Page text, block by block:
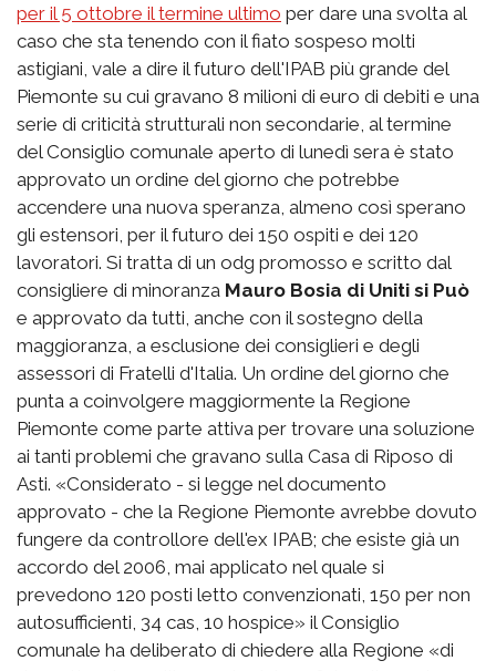
per il 5 ottobre il termine ultimo per dare una svolta al
caso che sta tenendo con il fiato sospeso molti
astigiani, vale a dire il futuro dell'IPAB più grande del
Piemonte su cui gravano 8 milioni di euro di debiti e una
serie di criticità strutturali non secondarie, al termine
del Consiglio comunale aperto di lunedì sera è stato
approvato un ordine del giorno che potrebbe
accendere una nuova speranza, almeno così sperano
gli estensori, per il futuro dei 150 ospiti e dei 120
lavoratori. Si tratta di un odg promosso e scritto dal
consigliere di minoranza Mauro Bosia di Uniti si Può
e approvato da tutti, anche con il sostegno della
maggioranza, a esclusione dei consiglieri e degli
assessori di Fratelli d'Italia. Un ordine del giorno che
punta a coinvolgere maggiormente la Regione
Piemonte come parte attiva per trovare una soluzione
ai tanti problemi che gravano sulla Casa di Riposo di
Asti. «Considerato - si legge nel documento
approvato - che la Regione Piemonte avrebbe dovuto
fungere da controllore dell'ex IPAB; che esiste già un
accordo del 2006, mai applicato nel quale si
prevedono 120 posti letto convenzionati, 150 per non
autosufficienti, 34 cas, 10 hospice» il Consiglio
comunale ha deliberato di chiedere alla Regione «di